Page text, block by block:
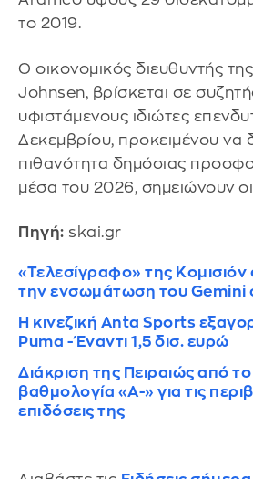
το 2019.
Ο οικονομικός διευθυντής
Johnsen, βρίσκεται σε
υφιστάμενους ιδιώτες
Δεκεμβρίου, προκειμένου να
πιθανότητα δημόσιας
μέσα του 2026, σημειώνουν οι
Πηγή: skai.gr
«Τελεσίγραφο» της Κομισιόν
την ενσωμάτωση του Gemini
Η κινεζική Anta Sports
Puma - Έναντι 1,5 δισ. ευρώ
Διάκριση της Πειραιώς από το
βαθμολογία «A-» για τις
επιδόσεις της